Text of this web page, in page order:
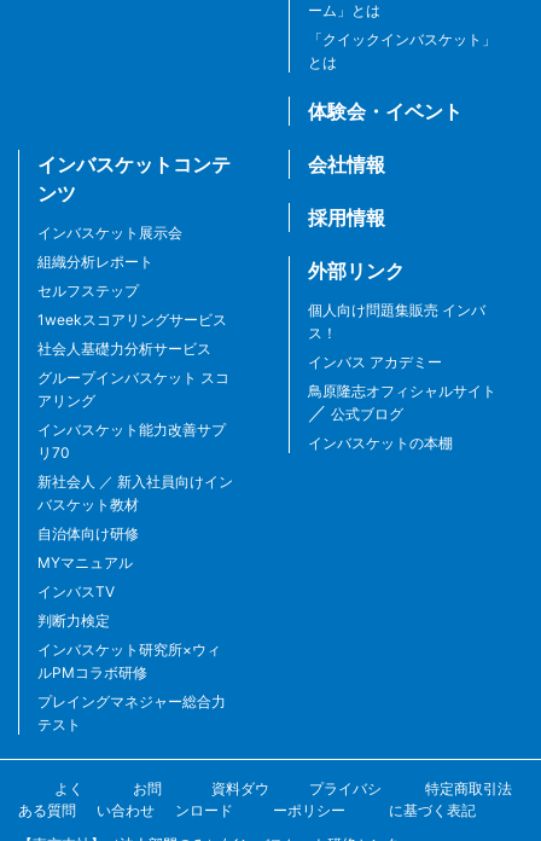
ーム」とは
「クイックインバスケット」
とは
体験会・イベント
インバスケットコンテ
ンツ
インバスケット展示会
組織分析レポート
セルフステップ
1weekスコアリングサービス
社会人基礎力分析サービス
グループインバスケット スコ
アリング
インバスケット能力改善サプ
リ70
新社会人 ／ 新入社員向けイン
バスケット教材
自治体向け研修
MYマニュアル
インバスTV
判断力検定
インバスケット研究所×ウィ
ルPMコラボ研修
プレイングマネジャー総合力
テスト
会社情報
採用情報
外部リンク
個人向け問題集販売 インバ
ス！
インバス アカデミー
鳥原隆志オフィシャルサイト
／ 公式ブログ
インバスケットの本棚
よく
ある質問
お問
い合わせ
資料ダウ
ンロード
プライバシ
ーポリシー
特定商取引法
に基づく表記